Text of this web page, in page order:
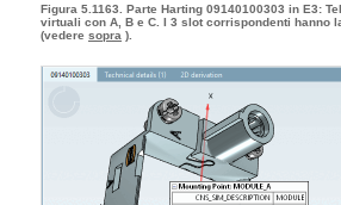
Figura 5.1163. Parte Harting 09140100303 in E3:
virtuali con A, B e C. I 3 slot corrispondenti hanno
(vedere sopra ).